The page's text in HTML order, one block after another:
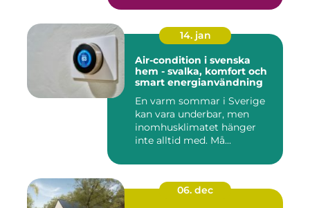
14. jan
Air-condition i svenska
hem - svalka, komfort och
smart energianvändning
En varm sommar i Sverige
kan vara underbar, men
inomhusklimatet hänger
inte alltid med. Må...
06. dec